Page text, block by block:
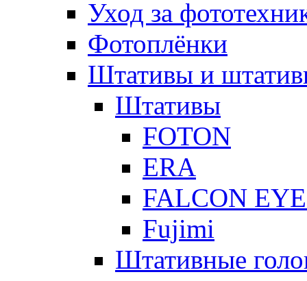
Уход за
Фотоплёнки
Штативы и
Штативы
FOTON
ERA
FALCON
Fujimi
Штативные